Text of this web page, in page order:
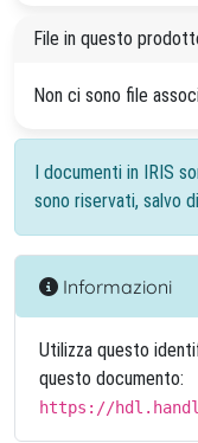
File in questo
Non ci sono file
I documenti in IRIS
sono riservati, salvo
Informazioni
Utilizza questo
questo documento:
https://